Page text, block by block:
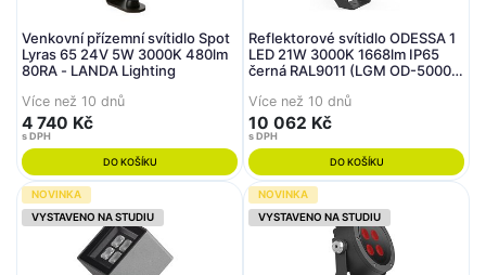
Venkovní přízemní svítidlo Spot
Lyras 65 24V 5W 3000K 480lm
80RA - LANDA Lighting
Více než 10 dnů
4 740 Kč
s DPH
DO KOŠÍKU
Reflektorové svítidlo ODESSA 1
LED 21W 3000K 1668lm IP65
černá RAL9011 (LGM OD-50001-
Více než 10 dnů
10 062 Kč
s DPH
DO KOŠÍKU
NOVINKA
VYSTAVENO NA STUDIU
NOVINKA
VYSTAVENO NA STUDIU